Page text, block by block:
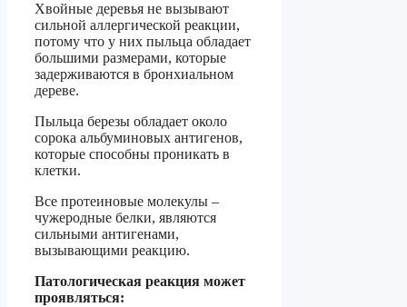
Хвойные деревья не вызывают
сильной аллергической реакции,
потому что у них пыльца обладает
большими размерами, которые
задерживаются в бронхиальном
дереве.
Пыльца березы обладает около
сорока альбуминовых антигенов,
которые способны проникать в
клетки.
Все протеиновые молекулы –
чужеродные белки, являются
сильными антигенами,
вызывающими реакцию.
Патологическая реакция может
проявляться: